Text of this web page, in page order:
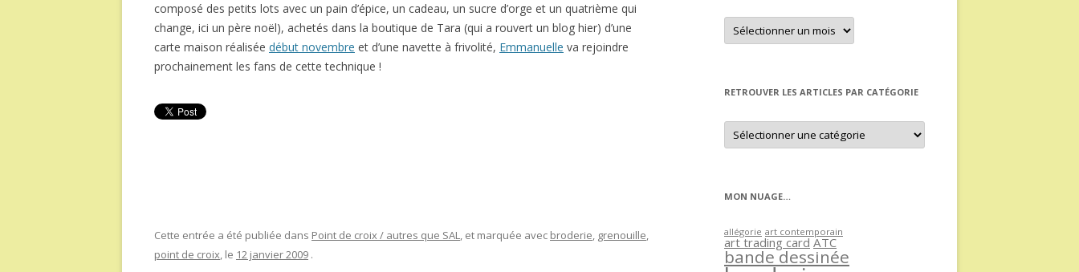
composé des petits lots avec un pain d’épice, un cadeau, un sucre d’orge et un quatrième qui
change, ici un père noël), achetés dans la boutique de Tara (qui a rouvert un blog hier) d’une
carte maison réalisée début novembre et d’une navette à frivolité, Emmanuelle va rejoindre
prochainement les fans de cette technique !
Cette entrée a été publiée dans Point de croix / autres que SAL, et marquée avec broderie, grenouille,
point de croix, le 12 janvier 2009 .
Retrouver
un
article
RETROUVER LES ARTICLES PAR CATÉGORIE
Retrouver
les
articles
MON NUAGE…
allégorie art contemporain
art trading card ATC
bande dessinée